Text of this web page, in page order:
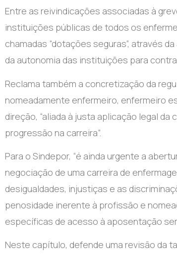
Entre as reivindicações associadas à
instituições públicas de todos os
chamadas “dotações seguras”, através
da autonomia das instituições para
Reclama também a concretização da
nomeadamente enfermeiro, enfermeiro
direção, “aliada à justa aplicação legal
progressão na carreira”.
Para o Sindepor, “é ainda urgente a
negociação de uma carreira de
desigualdades, injustiças e as
penosidade inerente à profissão e
específicas de acesso à aposentação
Neste capítulo, defende uma revisão da